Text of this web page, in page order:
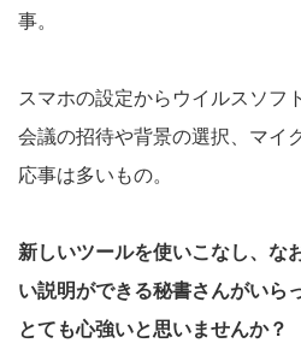
事。
スマホの設定からウイルスソフ
会議の招待や背景の選択、マイ
応事は多いもの。
新しいツールを使いこなし、な
い説明ができる秘書さんがいら
とても心強いと思いませんか？